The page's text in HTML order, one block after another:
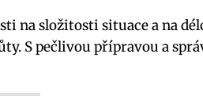
na složitosti situace a na
S pečlivou přípravou a